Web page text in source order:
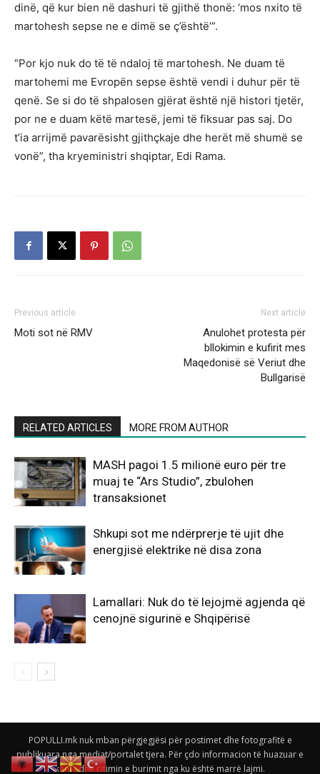
dinë, që kur bien në dashuri të gjithë thonë: ‘mos nxito të
martohesh sepse ne e dimë se ç’është’”.
“Por kjo nuk do të të ndaloj të martohesh. Ne duam të
martohemi me Evropën sepse është vendi i duhur për të
qenë. Se si do të shpalosen gjërat është një histori tjetër,
por ne e duam këtë martesë, jemi të fiksuar pas saj. Do
t’ia arrijmë pavarësisht gjithçkaje dhe herët më shumë se
vonë”, tha kryeministri shqiptar, Edi Rama.
Previous article
Moti sot në RMV
Next article
Anulohet protesta për
bllokimin e kufirit mes
Maqedonisë së Veriut dhe
Bullgarisë
RELATED ARTICLES MORE FROM AUTHOR
MASH pagoi 1.5 milionë euro për tre
muaj te “Ars Studio”, zbulohen
transaksionet
Shkupi sot me ndërprerje të ujit dhe
energjisë elektrike në disa zona
Lamallari: Nuk do të lejojmë agjenda që
cenojnë sigurinë e Shqipërisë
POPULLI.mk nuk mban përgjegjësi për postimet dhe fotografitë e
publikuara nga mediat/portalet tjera. Për çdo informacion të huazuar e
keni edhe citimin e burimit nga ku është marrë lajmi.